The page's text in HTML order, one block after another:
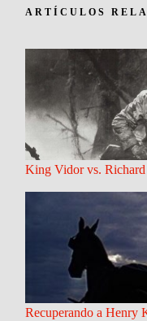
ARTÍCULOS
King Vidor vs.
Recuperando a Henry